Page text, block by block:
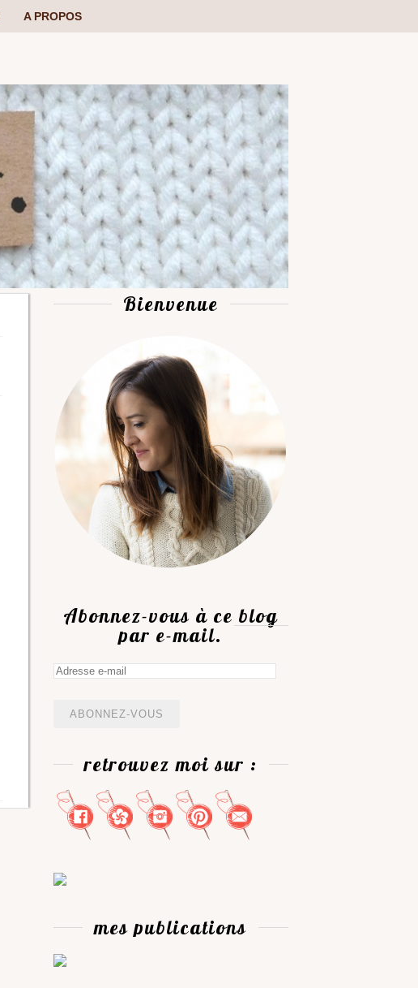
A PROPOS
Bienvenue
Abonnez-vous à ce blog
par e-mail.
Adresse
mail
retrouvez moi sur :
mes publications